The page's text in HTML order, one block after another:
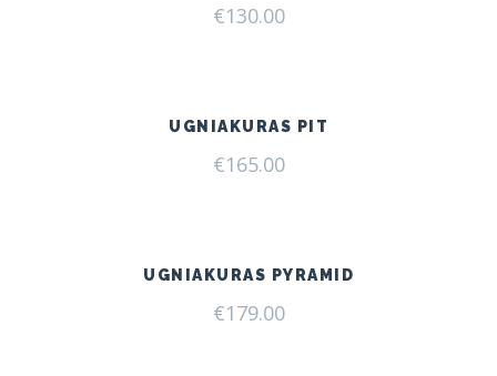
€130.00
UGNIAKURAS PIT
€165.00
UGNIAKURAS PYRAMID
€179.00